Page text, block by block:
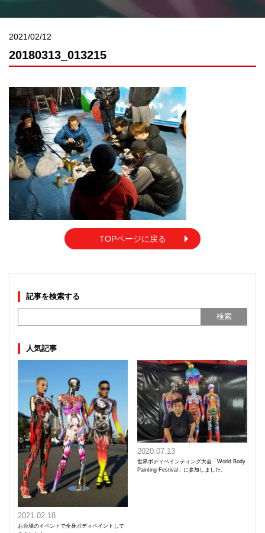
2021/02/12
20180313_013215
TOPページに戻る
記事を検索する
人気記事
2021.02.18
お台場のイベントで全身ボディペイントして
2020.07.13
世界ボディペインティング大会「World Body
Painting Festival」に参加しました。